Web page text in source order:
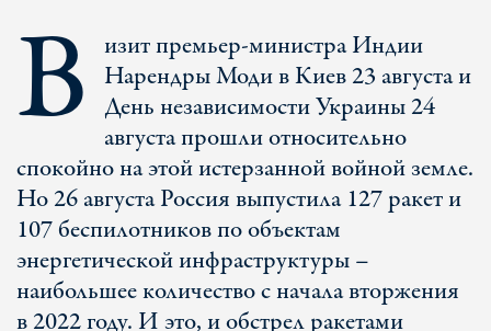
В изит премьер-министра Индии
Нарендры Моди в Киев 23 августа и
День независимости Украины 24
августа прошли относительно
спокойно на этой истерзанной войной земле.
Но 26 августа Россия выпустила 127 ракет и
107 беспилотников по объектам
энергетической инфраструктуры –
наибольшее количество с начала вторжения
в 2022 году. И это, и обстрел ракетами